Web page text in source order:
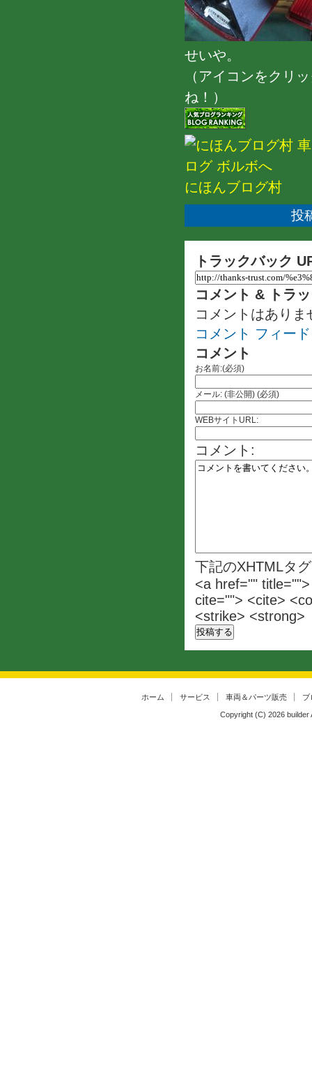
せいや。
（アイコンをクリ
ね！）
にほんブログ村
投
トラックバック
コメント & トラ
コメントはありま
コメント フィード
コメント
お名前:(必須)
メール: (非公開) (必須)
WEBサイトURL:
コメント:
下記のXHTMLタ
<a href=""
cite=""> <cite>
<strike> <strong>
ホーム サービス 車両＆パーツ販売 ブ
Copyright (C) 2026 builder